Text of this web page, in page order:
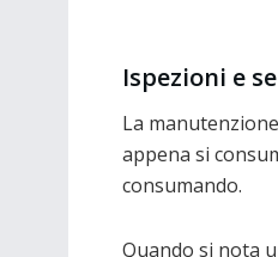
Ispezioni e
La
appena si
consumando.
Quando si nota